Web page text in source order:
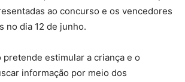
ao concurso e os vencedores
no dia 12 de junho.
pretende estimular a criança e o
informação por meio dos